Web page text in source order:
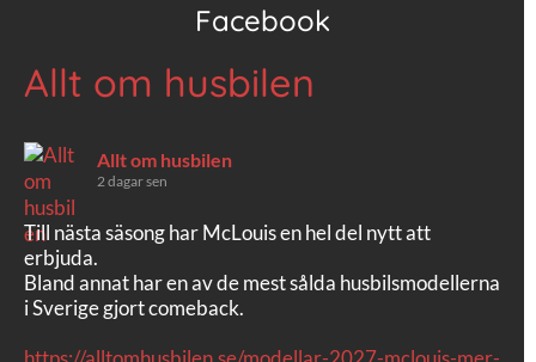
Facebook
Allt om husbilen
Allt om husbilen
2 dagar sen
Till nästa säsong har McLouis en hel del nytt att
erbjuda.
Bland annat har en av de mest sålda husbilsmodellerna
i Sverige gjort comeback.